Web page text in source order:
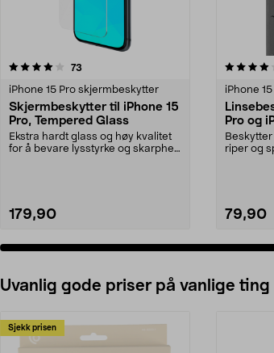
73
iPhone 15 Pro skjermbeskytter
Skjermbeskytter til iPhone 15
Pro, Tempered Glass
Ekstra hardt glass og høy kvalitet
for å bevare lysstyrke og skarphet.
179,90
4.0 av 5 stjerner
iPhone
Pro og
riper og
79,90
Uvanlig gode priser på vanlige ting
Sjekk prisen